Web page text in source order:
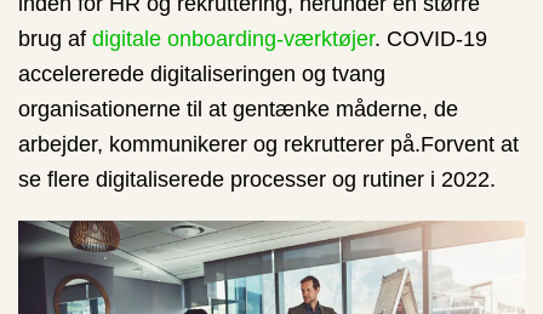
brug af digitale onboarding-værktøjer. COVID-19
accelererede digitaliseringen og tvang
organisationerne til at gentænke måderne, de
arbejder, kommunikerer og rekrutterer på.Forvent at
se flere digitaliserede processer og rutiner i 2022.